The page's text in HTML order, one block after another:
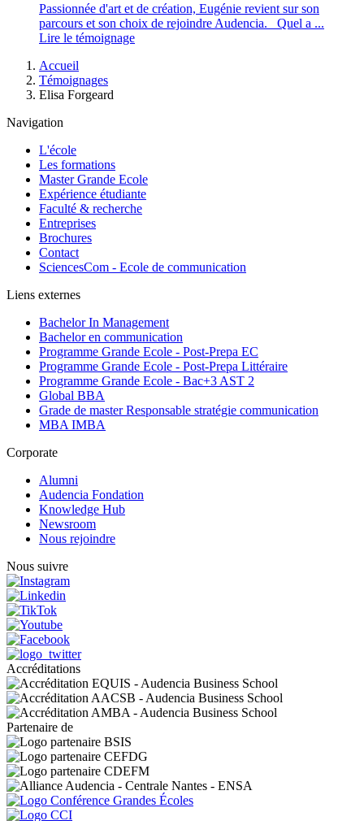
Passionnée d'art et de création, Eugénie revient sur son
parcours et son choix de rejoindre Audencia. Quel a ...
Lire le témoignage
d'Ariane
Accueil
Témoignages
Elisa Forgeard
Navigation
L'école
Les formations
Master Grande Ecole
Expérience étudiante
Faculté & recherche
Entreprises
Brochures
Contact
SciencesCom - Ecole de communication
Liens externes
Bachelor In Management
Bachelor en communication
Programme Grande Ecole - Post-Prepa EC
Programme Grande Ecole - Post-Prepa Littéraire
Programme Grande Ecole - Bac+3 AST 2
Global BBA
Grade de master Responsable stratégie communication
MBA IMBA
Corporate
Alumni
Audencia Fondation
Knowledge Hub
Newsroom
Nous rejoindre
Nous suivre
Accréditations
Partenaire de